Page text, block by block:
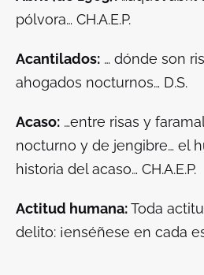
pólvora… CH.A.E.P.
Acantilados: … dónde son
ahogados nocturnos… D.S.
Acaso: …entre risas y
nocturno y de jengibre… el
historia del acaso… CH.A.E.P.
Actitud humana:Toda
delito: ¡enséñese en cada